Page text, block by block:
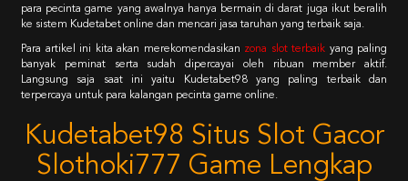
para pecinta game yang awalnya hanya bermain di darat juga ikut beralih
ke sistem Kudetabet online dan mencari jasa taruhan yang terbaik saja.
Para artikel ini kita akan merekomendasikan zona slot terbaik yang paling
banyak peminat serta sudah dipercayai oleh ribuan member aktif.
Langsung saja saat ini yaitu Kudetabet98 yang paling terbaik dan
terpercaya untuk para kalangan pecinta game online.
Kudetabet98 Situs Slot Gacor
Slothoki777 Game Lengkap